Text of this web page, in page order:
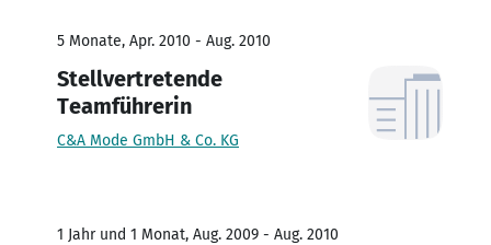
5 Monate, Apr. 2010 - Aug. 2010
Stellvertretende
Teamführerin
C&A Mode GmbH & Co. KG
1 Jahr und 1 Monat, Aug. 2009 - Aug. 2010